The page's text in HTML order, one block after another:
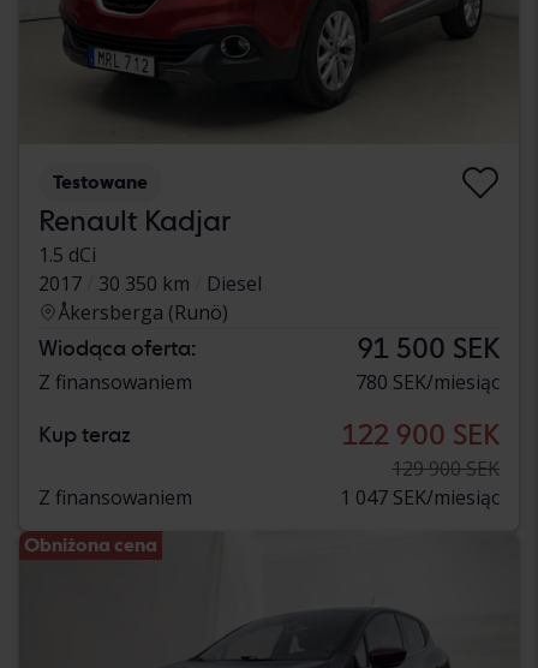
Testowane
Renault Kadjar
1.5 dCi
2017
30 350 km
Diesel
Åkersberga (Runö)
Wiodąca oferta: 91 500 SEK
Z finansowaniem 780 SEK/miesiąc
Kup teraz 122 900 SEK
129 900 SEK
Z finansowaniem
1 047 SEK/miesiąc
Obniżona cena